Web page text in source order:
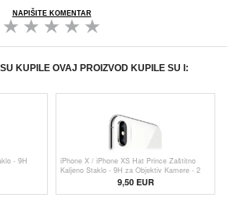
NAPIŠITE KOMENTAR
KUPILE OVAJ PROIZVOD KUPILE SU I:
- 9H
iPhone X / iPhone XS Hat Prince Zaštitno
Kaljeno Staklo - 9H za Objektiv Kamere - 2
9,50 EUR